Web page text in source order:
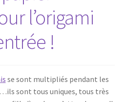
l’origami
!
se sont multipliés pendant les
sont tous uniques, tous très